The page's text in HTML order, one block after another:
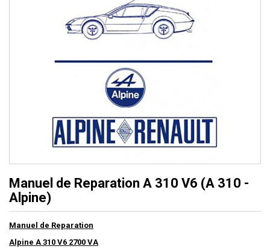
Manuel de Reparation A 310 V6 (A 310 -
Alpine)
Manuel de Reparation
Alpine A 310 V6 2700 VA